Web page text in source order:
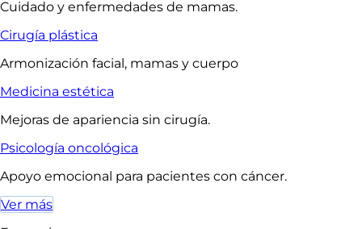
Cuidado y enfermedades de mamas.
Cirugía plástica
Armonización facial, mamas y cuerpo
Medicina estética
Mejoras de apariencia sin cirugía.
Psicología oncológica
Apoyo emocional para pacientes con cáncer.
Ver más